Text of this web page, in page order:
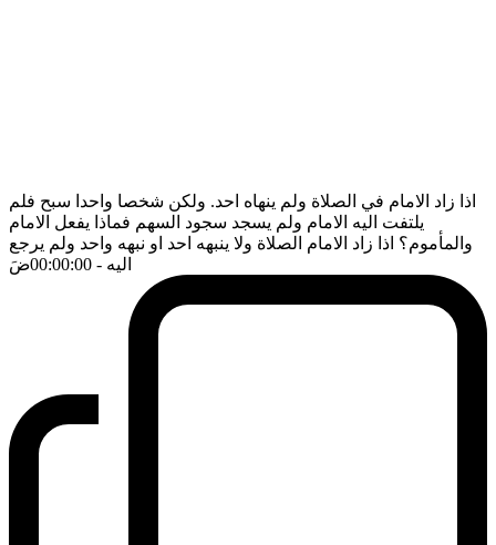
اذا زاد الامام في الصلاة ولم ينهاه احد. ولكن شخصا واحدا سبح فلم
يلتفت اليه الامام ولم يسجد سجود السهم فماذا يفعل الامام
والمأموم؟ اذا زاد الامام الصلاة ولا ينبهه احد او نبهه واحد ولم يرجع
اليه - 00:00:00 ضَ